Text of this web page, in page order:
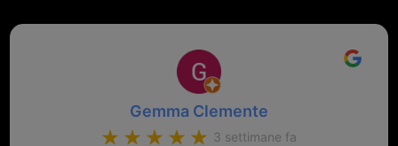
Gemma Clemente
3 settimane fa